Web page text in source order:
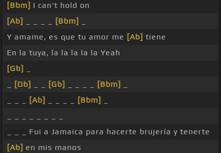
[Bbm] I can't hold on
[Ab]
[Bbm]
Y amame, es que tu amor me [Ab] tiene
En la tuya, la la la la la Yeah
[Gb]
[Db] [Gb] [Bbm]
[Ab] [Bbm]
_ _ _ Fui a Jamaica para hacerte brujería y tenerte
[Ab] en mis manos